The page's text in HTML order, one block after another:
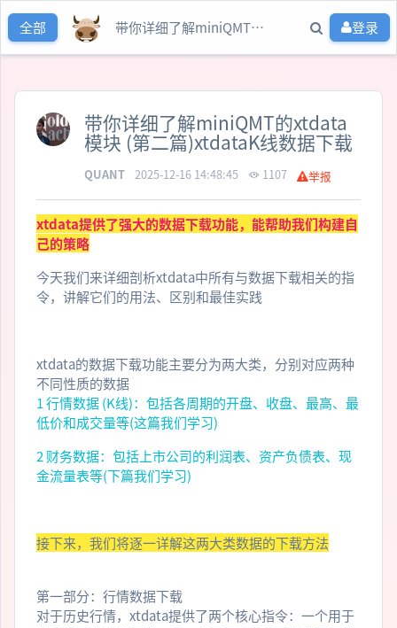
全部 带你详细了解miniQMT的xtdata模块 (第二篇)xtdataK线数据下载 登录
带你详细了解miniQMT的xtdata
模块 (第二篇)xtdataK线数据下载
QUANT 2025-12-16 14:48:45 1107 举报
xtdata提供了强大的数据下载功能，能帮助我们构建自
己的策略
今天我们来详细剖析xtdata中所有与数据下载相关的指
令，讲解它们的用法、区别和最佳实践
xtdata的数据下载功能主要分为两大类，分别对应两种
不同性质的数据
1 行情数据 (K线)：包括各周期的开盘、收盘、最高、最
低价和成交量等(这篇我们学习)
2 财务数据：包括上市公司的利润表、资产负债表、现
金流量表等(下篇我们学习)
接下来，我们将逐一详解这两大类数据的下载方法
第一部分：行情数据下载
对于历史行情，xtdata提供了两个核心指令：一个用于